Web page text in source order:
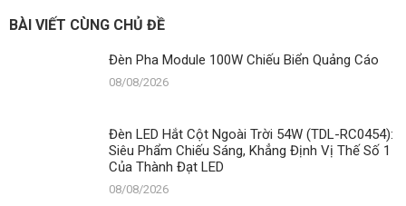
Nhiêu?
BÀI VIẾT CÙNG CHỦ ĐỀ
Đèn Pha Module 100W Chiếu Biển Quảng Cáo
08/08/2026
Đèn LED Hắt Cột Ngoài Trời 54W (TDL-RC0454):
Siêu Phẩm Chiếu Sáng, Khẳng Định Vị Thế Số 1
Của Thành Đạt LED
08/08/2026